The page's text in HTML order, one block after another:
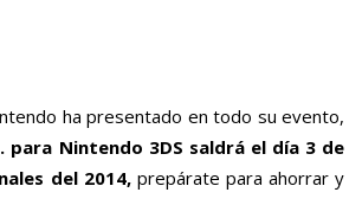
ha presentado en todo su evento,
para Nintendo 3DS saldrá el día 3 de
del 2014, prepárate para ahorrar y